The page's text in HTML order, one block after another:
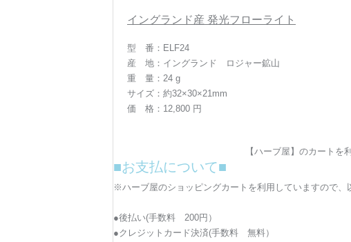
イングランド産 発光フローライト
型 番：ELF24
産 地：イングランド ロジャー鉱山
重 量：24 g
サイズ：約32×30×21mm
価 格：12,800 円
【ハーブ屋】のカートを
■お支払について■
※ハーブ屋のショッピングカートを利用していますので、
●後払い(手数料 200円）
●クレジットカード決済(手数料 無料）